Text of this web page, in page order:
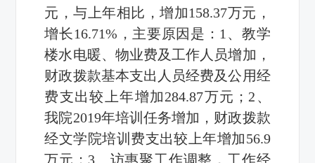
元，与上年相比，增加158.37万元，
增长16.71%，主要原因是：1、教学
楼水电暖、物业费及工作人员增加，
财政拨款基本支出人员经费及公用经
费支出较上年增加284.87万元；2、
我院2019年培训任务增加，财政拨款
经文学院培训费支出较上年增加56.9
万元；3、访惠聚工作调整，工作经